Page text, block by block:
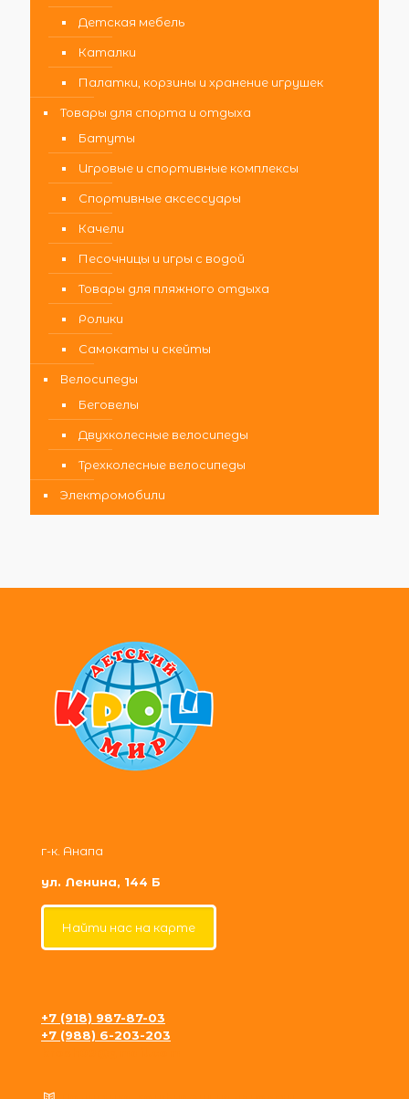
Детская мебель
Каталки
Палатки, корзины и хранение игрушек
Товары для спорта и отдыха
Батуты
Игровые и спортивные комплексы
Спортивные аксессуары
Качели
Песочницы и игры с водой
Товары для пляжного отдыха
Ролики
Самокаты и скейты
Велосипеды
Беговелы
Двухколесные велосипеды
Трехколесные велосипеды
Электромобили
г-к. Анапа
ул. Ленина, 144 Б
Найти нас на карте
+7 (918) 987-87-03
+7 (988) 6-203-203